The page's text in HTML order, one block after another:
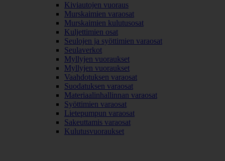
Kiviautojen vuoraus
Murskaimien varaosat
Murskaimien kulutusosat
Kuljettimien osat
Seulojen ja syöttimien varaosat
Seulaverkot
Myllyjen vuoraukset
Myllyjen vuoraukset
Vaahdotuksen varaosat
Suodatuksen varaosat
Materiaalinhallinnan varaosat
Syöttimien varaosat
Lietepumpun varaosat
Sakeuttamis varaosat
Kulutusvuoraukset